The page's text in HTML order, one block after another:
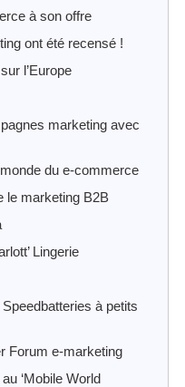
à son offre
ont été recensé !
l’Europe
marketing avec
du e-commerce
le marketing B2B
Lingerie
à petits
Forum e-marketing
‘Mobile World